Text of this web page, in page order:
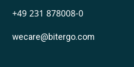
+49 231 878008-0
wecare@bitergo.com